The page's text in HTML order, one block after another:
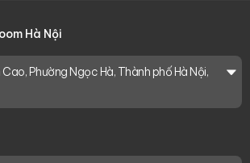
Hà Nội
Phường Ngọc Hà, Thành phố Hà Nội,